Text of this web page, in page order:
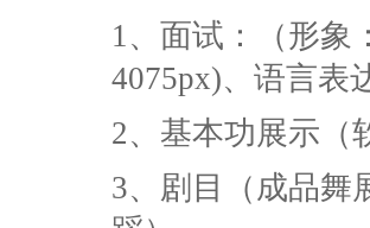
1、面试：（形象
4075px)、语言表
2、基本功展示（
3、剧目（成品舞